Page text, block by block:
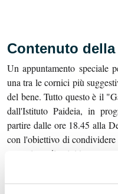
Contenuto
Un appuntamento speciale
una tra le cornici più
del bene. Tutto questo è il
dall'Istituto Paideia, in
partire dalle ore 18.45 alla
con l'obiettivo di
anno ricco di attività, ma
gesto solidale verso le
durante la serata di gala,